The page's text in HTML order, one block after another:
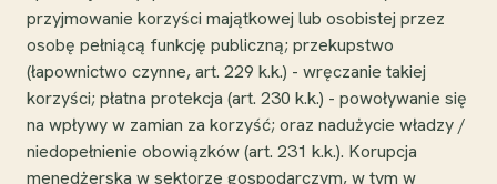
przyjmowanie korzyści majątkowej lub osobistej przez
osobę pełniącą funkcję publiczną; przekupstwo
(łapownictwo czynne, art. 229 k.k.) - wręczanie takiej
korzyści; płatna protekcja (art. 230 k.k.) - powoływanie się
na wpływy w zamian za korzyść; oraz nadużycie władzy /
niedopełnienie obowiązków (art. 231 k.k.). Korupcja
menedżerska w sektorze gospodarczym, w tym w